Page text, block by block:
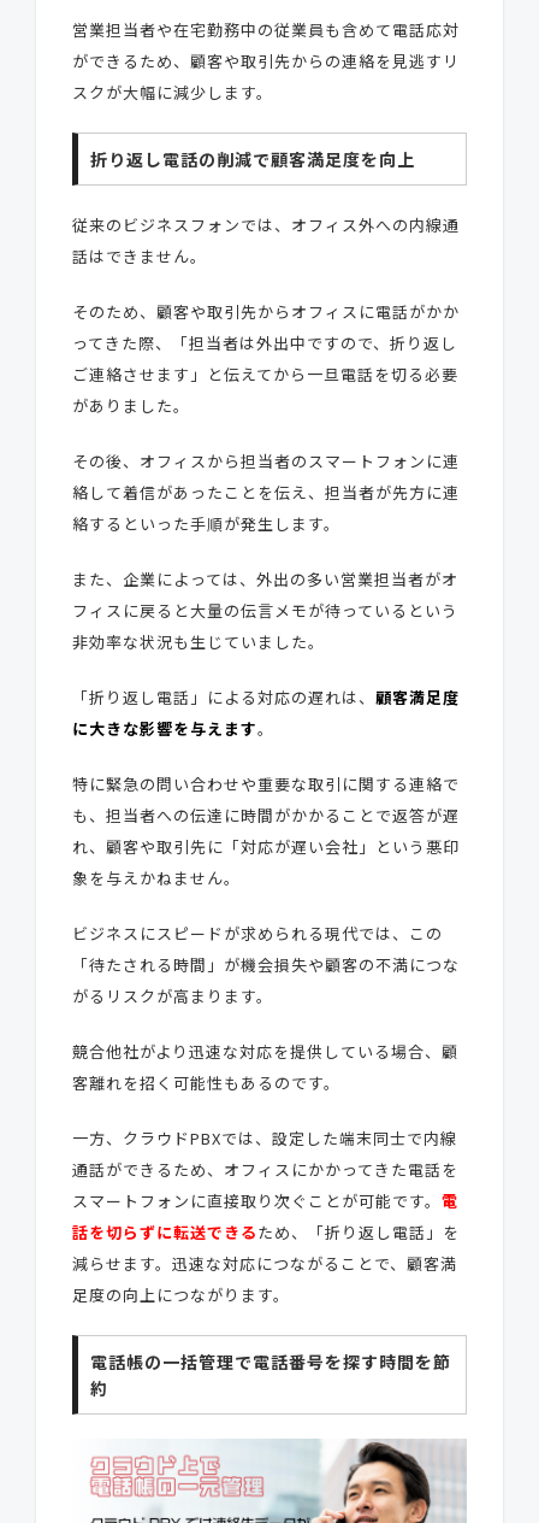
営業担当者や在宅勤務中の従業員も含めて電話応対
ができるため、顧客や取引先からの連絡を見逃すリ
スクが大幅に減少します。
折り返し電話の削減で顧客満足度を向上
従来のビジネスフォンでは、オフィス外への内線通
話はできません。
そのため、顧客や取引先からオフィスに電話がかか
ってきた際、「担当者は外出中ですので、折り返し
ご連絡させます」と伝えてから一旦電話を切る必要
がありました。
その後、オフィスから担当者のスマートフォンに連
絡して着信があったことを伝え、担当者が先方に連
絡するといった手順が発生します。
また、企業によっては、外出の多い営業担当者がオ
フィスに戻ると大量の伝言メモが待っているという
非効率な状況も生じていました。
「折り返し電話」による対応の遅れは、 顧客満足度
に大きな影響を与えます。
特に緊急の問い合わせや重要な取引に関する連絡で
も、担当者への伝達に時間がかかることで返答が遅
れ、顧客や取引先に「対応が遅い会社」という悪印
象を与えかねません。
ビジネスにスピードが求められる現代では、この
「待たされる時間」が機会損失や顧客の不満につな
がるリスクが高まります。
競合他社がより迅速な対応を提供している場合、顧
客離れを招く可能性もあるのです。
一方、クラウドPBXでは、設定した端末同士で内線
通話ができるため、オフィスにかかってきた電話を
スマートフォンに直接取り次ぐことが可能です。 電
話を切らずに転送できるため、「折り返し電話」を
減らせます。迅速な対応につながることで、顧客満
足度の向上につながります。
電話帳の一括管理で電話番号を探す時間を節
約